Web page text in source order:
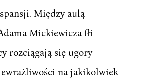
Między aulą
Mickiewicza fłi
rozciągają się ugory
na jakikolwiek